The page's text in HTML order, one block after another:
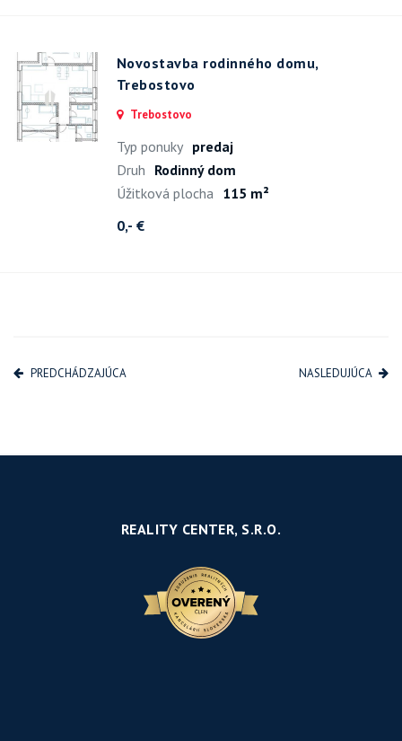
Novostavba rodinného domu,
Trebostovo
Trebostovo
Typ ponuky predaj
Druh Rodinný dom
Úžitková plocha 115 m²
0,- €
PREDCHÁDZAJÚCA NASLEDUJÚCA
REALITY CENTER, S.R.O.